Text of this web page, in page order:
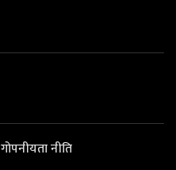
गोपनीयता नीति